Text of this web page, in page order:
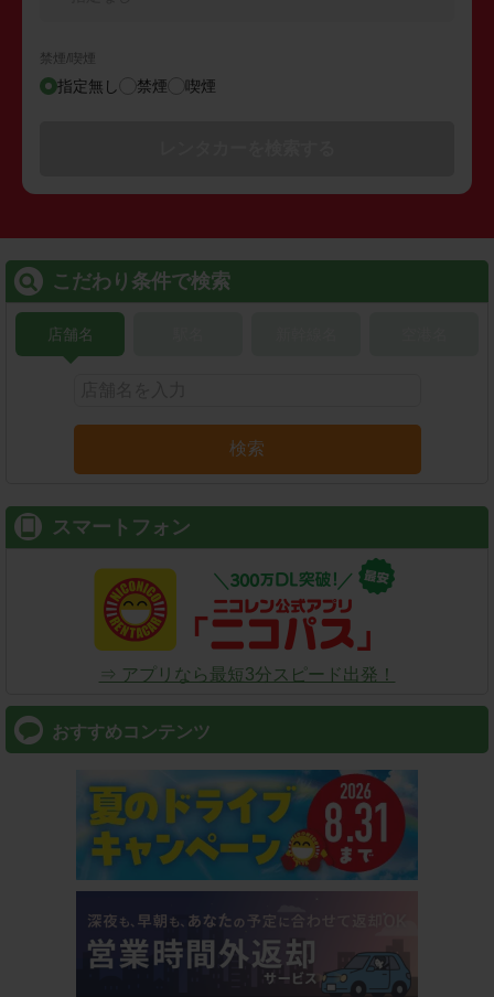
禁煙/喫煙
指定無し 禁煙 喫煙
こだわり条件で検索
店舗名
検索
スマートフォン
⇒ アプリなら最短3分スピード出発！
おすすめコンテンツ